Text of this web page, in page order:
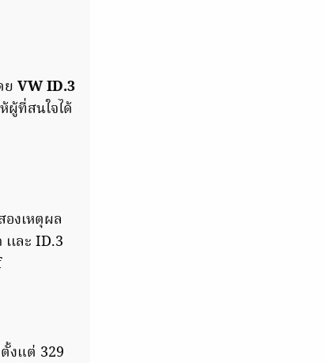
ย VW ID.3
ผู้ที่สนใจได้
งเหตุผล
เละ ID.3
งแต่ 329